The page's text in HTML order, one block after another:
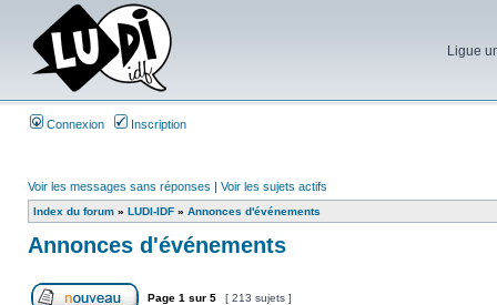
Ligue
Connexion Inscription
Voir les messages sans réponses | Voir les sujets actifs
Index du forum » LUDI-IDF » Annonces d'événements
Annonces d'événements
Page 1 sur 5 [ 213 sujets ]